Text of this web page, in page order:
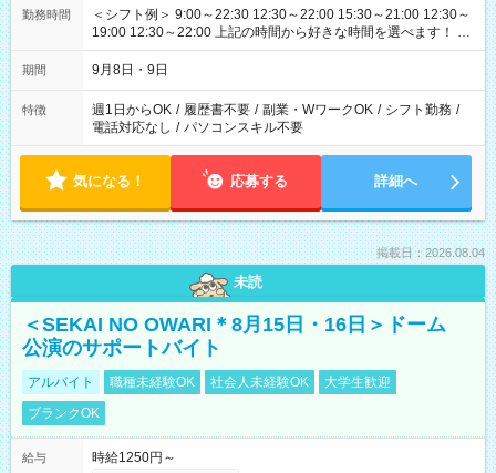
勤務時間
＜シフト例＞ 9:00～22:30 12:30～22:00 15:30～21:00 12:30～
19:00 12:30～22:00 上記の時間から好きな時間を選べます！ ※
時間は変更となる可能性があります
期間 9月8日・9日
特徴 週1日からOK / 履歴書不要 / 副業・WワークOK / シフト勤務 /
電話対応なし / パソコンスキル不要
気になる！ 応募する 詳細へ
掲載日：2026.08.04
未読
＜SEKAI NO OWARI＊8月15日・16日＞ドーム
公演のサポートバイト
アルバイト 職種未経験OK 社会人未経験OK
大学生歓迎
ブランクOK
給与
時給1250円～